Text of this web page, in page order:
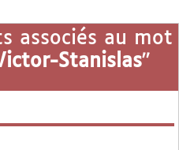
associés au mot
Stanislas"